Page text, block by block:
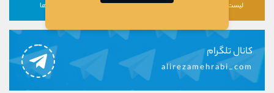
لیست رمزارزها لیست سهام ها دوره ها
کانال تلگرام
alirezamehrabi_com